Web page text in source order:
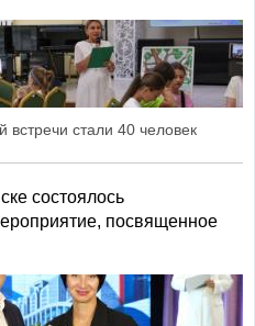
встречи стали 40 человек
состоялось
посвященное